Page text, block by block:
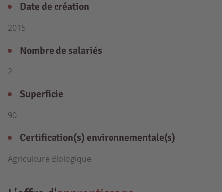
Date de création
2015
Nombre de salariés
2
Superficie
90
Certification(s) environnementale(s)
Agriculture Biologique